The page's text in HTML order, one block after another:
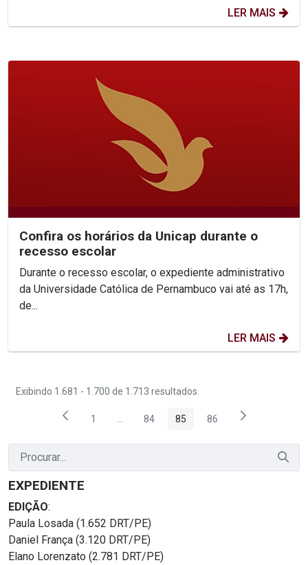
LER MAIS
Confira os horários da Unicap durante o
recesso escolar
Durante o recesso escolar, o expediente administrativo
da Universidade Católica de Pernambuco vai até as 17h,
de...
LER MAIS
Exibindo 1.681 - 1.700 de 1.713 resultados.
Página
1 Páginas intermediárias Usar ABA para
Página
84 Página
85 Página
86
EXPEDIENTE
EDIÇÃO:
Paula Losada (1.652 DRT/PE)
Daniel França (3.120 DRT/PE)
Elano Lorenzato (2.781 DRT/PE)